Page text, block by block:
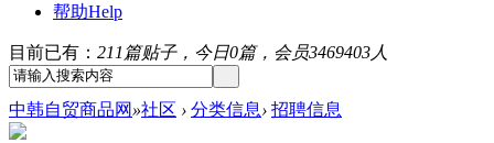
帮助Help
目前已有： 211篇贴子，今日0篇，会员3469403人
中韩自贸商品网 »社区 › 分类信息› 招聘信息